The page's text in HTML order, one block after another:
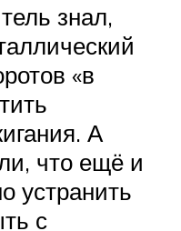
знал,
«в
А
что ещё и
устранить
с